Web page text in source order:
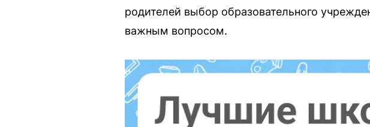
родителей выбор образовательного
важным вопросом.